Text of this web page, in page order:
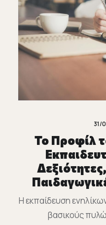
31/
Το Προφίλ
Η εκπαίδευση
βασικούς